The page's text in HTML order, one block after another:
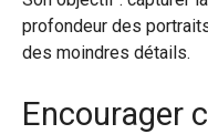
profondeur des
des moindres détails.
Encourager